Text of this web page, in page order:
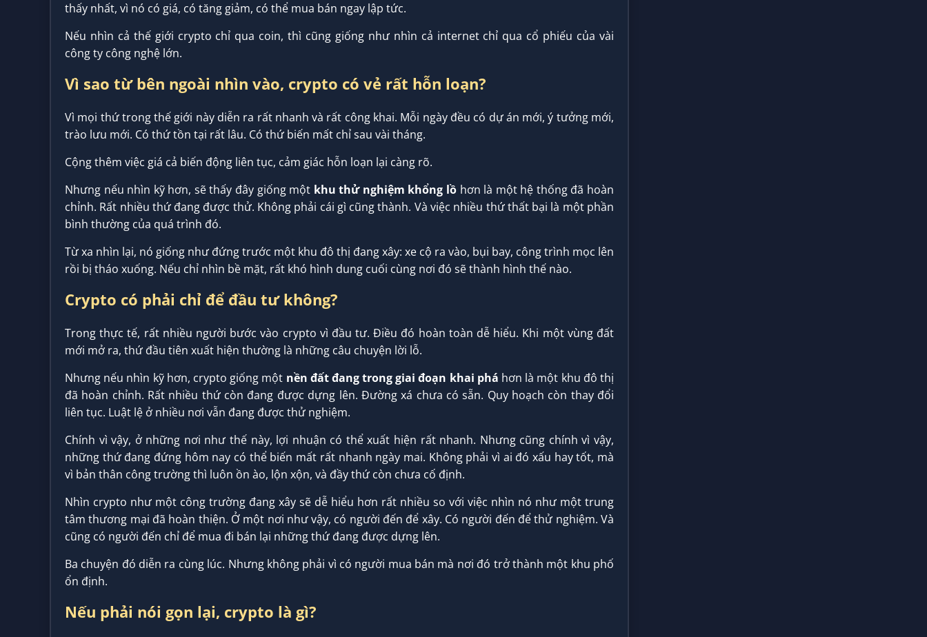
thấy nhất, vì nó có giá, có tăng giảm, có thể mua bán ngay lập tức.
Nếu nhìn cả thế giới crypto chỉ qua coin, thì cũng giống như nhìn cả internet chỉ qua cổ phiếu của vài
công ty công nghệ lớn.
Vì sao từ bên ngoài nhìn vào, crypto có vẻ rất hỗn loạn?
Vì mọi thứ trong thế giới này diễn ra rất nhanh và rất công khai. Mỗi ngày đều có dự án mới, ý tưởng mới,
trào lưu mới. Có thứ tồn tại rất lâu. Có thứ biến mất chỉ sau vài tháng.
Cộng thêm việc giá cả biến động liên tục, cảm giác hỗn loạn lại càng rõ.
Nhưng nếu nhìn kỹ hơn, sẽ thấy đây giống một khu thử nghiệm khổng lồ hơn là một hệ thống đã hoàn
chỉnh. Rất nhiều thứ đang được thử. Không phải cái gì cũng thành. Và việc nhiều thứ thất bại là một phần
bình thường của quá trình đó.
Từ xa nhìn lại, nó giống như đứng trước một khu đô thị đang xây: xe cộ ra vào, bụi bay, công trình mọc lên
rồi bị tháo xuống. Nếu chỉ nhìn bề mặt, rất khó hình dung cuối cùng nơi đó sẽ thành hình thế nào.
Crypto có phải chỉ để đầu tư không?
Trong thực tế, rất nhiều người bước vào crypto vì đầu tư. Điều đó hoàn toàn dễ hiểu. Khi một vùng đất
mới mở ra, thứ đầu tiên xuất hiện thường là những câu chuyện lời lỗ.
Nhưng nếu nhìn kỹ hơn, crypto giống một nền đất đang trong giai đoạn khai phá hơn là một khu đô thị
đã hoàn chỉnh. Rất nhiều thứ còn đang được dựng lên. Đường xá chưa có sẵn. Quy hoạch còn thay đổi
liên tục. Luật lệ ở nhiều nơi vẫn đang được thử nghiệm.
Chính vì vậy, ở những nơi như thế này, lợi nhuận có thể xuất hiện rất nhanh. Nhưng cũng chính vì vậy,
những thứ đang đứng hôm nay có thể biến mất rất nhanh ngày mai. Không phải vì ai đó xấu hay tốt, mà
vì bản thân công trường thì luôn ồn ào, lộn xộn, và đầy thứ còn chưa cố định.
Nhìn crypto như một công trường đang xây sẽ dễ hiểu hơn rất nhiều so với việc nhìn nó như một trung
tâm thương mại đã hoàn thiện. Ở một nơi như vậy, có người đến để xây. Có người đến để thử nghiệm. Và
cũng có người đến chỉ để mua đi bán lại những thứ đang được dựng lên.
Ba chuyện đó diễn ra cùng lúc. Nhưng không phải vì có người mua bán mà nơi đó trở thành một khu phố
ổn định.
Nếu phải nói gọn lại, crypto là gì?